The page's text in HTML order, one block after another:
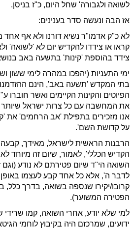
לשואה ולגבורה' שחל היום, כ"ז בניסן.
אז הבה ונעשה סדר בענינים:
לא כ"ק אדמו"ר נשיא דורנו ולא אף אחד
קראו או צידדו להקדיש יום לא 'לשואה'
צידד בהוספת 'קינות' בתשעה באב
ימי התעניות (יהפכו במהרה לימי ששון
בתי המקדש 'תשעה באב', הינם
הפיוטים והקינות הקיימים ואשר חוברו
את המחשבה עם כל צרות ישראל שיותר
אנו מזכירים בתפילת 'אב הרחמים' את
על קדושת השם'.
הרבנות הראשית לישראל, מאידך,
הקדיש הכללי', לאמור, שיום זה מיוחד
השואה הי"ד שיום פטירתם לא נודע
לדבר ה', אלא כל אחד קבע לעצמו באופן
קרובו/יקירו שנספה בשואה, בדרך כלל,
הפטירה המשוער).
למי שלא יודע, אחרי השואה, קמו
ידועים, שמרכזם היה בקיבוץ לוחמי